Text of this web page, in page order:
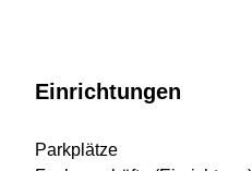
Einrichtungen
Parkplätze